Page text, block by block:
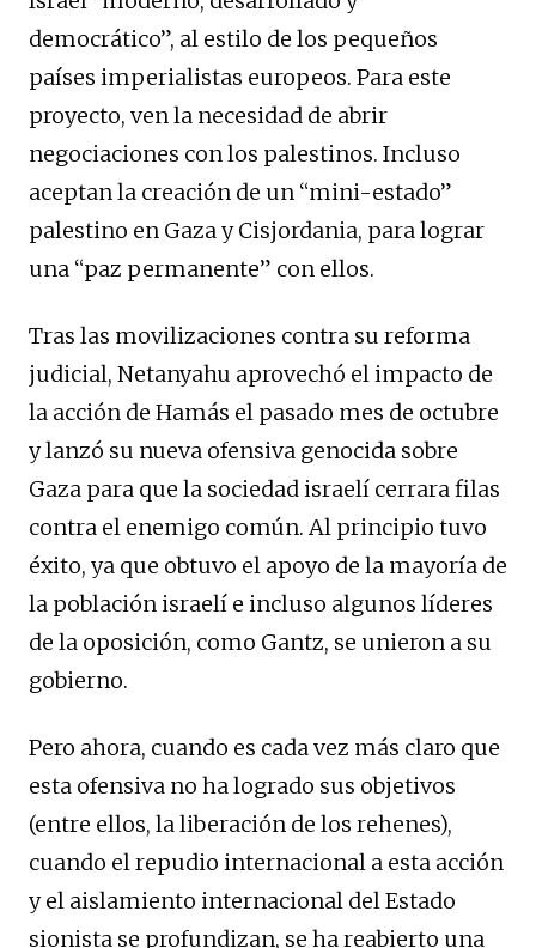
democrático”, al estilo de los pequeños
países imperialistas europeos. Para este
proyecto, ven la necesidad de abrir
negociaciones con los palestinos. Incluso
aceptan la creación de un “mini-estado”
palestino en Gaza y Cisjordania, para lograr
una “paz permanente” con ellos.
Tras las movilizaciones contra su reforma
judicial, Netanyahu aprovechó el impacto de
la acción de Hamás el pasado mes de octubre
y lanzó su nueva ofensiva genocida sobre
Gaza para que la sociedad israelí cerrara filas
contra el enemigo común. Al principio tuvo
éxito, ya que obtuvo el apoyo de la mayoría de
la población israelí e incluso algunos líderes
de la oposición, como Gantz, se unieron a su
gobierno.
Pero ahora, cuando es cada vez más claro que
esta ofensiva no ha logrado sus objetivos
(entre ellos, la liberación de los rehenes),
cuando el repudio internacional a esta acción
y el aislamiento internacional del Estado
sionista se profundizan, se ha reabierto una